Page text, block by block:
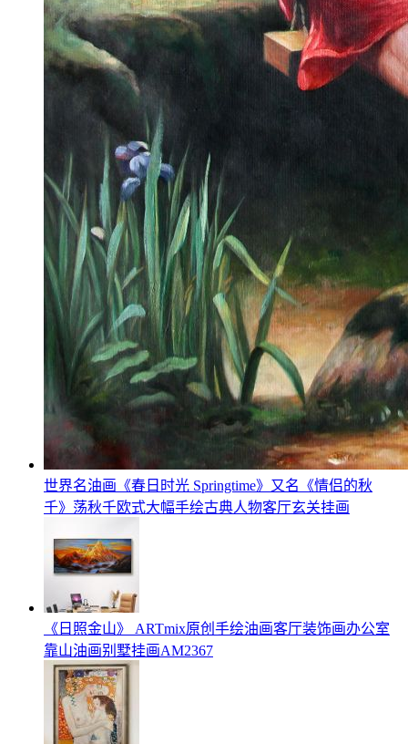
世界名油画《春日时光 Springtime》又名《情侣的秋
千》荡秋千欧式大幅手绘古典人物客厅玄关挂画
《日照金山》 ARTmix原创手绘油画客厅装饰画办公室
靠山油画别墅挂画AM2367